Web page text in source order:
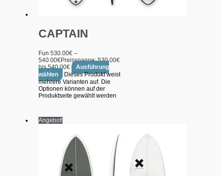
CAPTAIN
Fun530.00€ –
540.00€Preisspanne: 530.00€
bis 540.00€
Ausführung
wählen
Dieses Produkt weist
mehrere Varianten auf. Die
Optionen können auf der
Produktseite gewählt werden
Angebot!